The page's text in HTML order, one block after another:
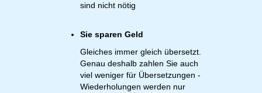
sind nicht nötig
Sie sparen Geld
Gleiches immer gleich übersetzt.
Genau deshalb zahlen Sie auch
viel weniger für Übersetzungen -
Wiederholungen werden nur